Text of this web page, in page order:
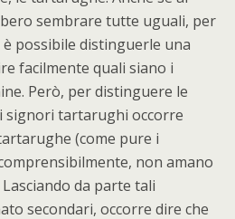
sembrare tutte uguali, per
possibile distinguerle una
facilmente quali siano i
Però, per distinguere le
tartarughi occorre
(come pure i
non amano
da parte tali
secondari, occorre dire che